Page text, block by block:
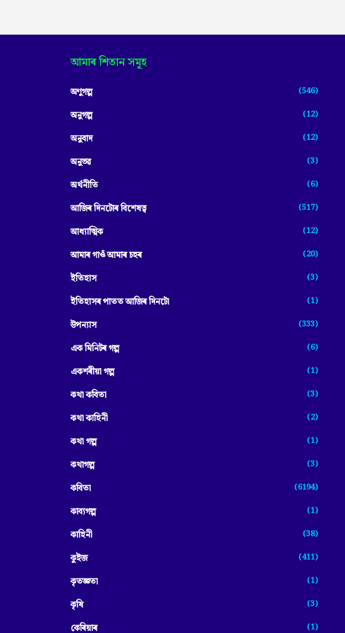
আমাৰ শিতান সমূহ
অণুগল্প (546)
অনুগল্প (12)
অনুবাদ (12)
অনুভৱ (3)
অৰ্থনীতি (6)
আজিৰ দিনটোৰ বিশেষত্ব (517)
আধ্যাত্মিক (12)
আমাৰ গাওঁ আমাৰ চহৰ (20)
ইতিহাস (3)
ইতিহাসৰ পাতত আজিৰ দিনটো (1)
উপন্যাস (333)
এক মিনিটৰ গল্প (6)
একশৰীয়া গল্প (1)
কথা কবিতা (3)
কথা কাহিনী (2)
কথা গল্প (1)
কথাগল্প (3)
কবিতা (6194)
কাব্যগল্প (1)
কাহিনী (38)
কুইজ (411)
কৃতজ্ঞতা (1)
কৃষি (3)
কেৰিয়াৰ (1)